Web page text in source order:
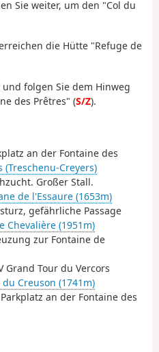
Sie weiter, um den "Col du
die Hütte "Refuge de
folgen Sie dem Hinweg
des Prêtres" (S/Z).
an der Fontaine des
(Treschenu-Creyers)
Großer Stall.
de l'Essaure (1653m)
gefährliche Passage
Chevalière (1951m)
zur Fontaine de
Grand Tour du Vercors
du Creuson (1741m)
an der Fontaine des